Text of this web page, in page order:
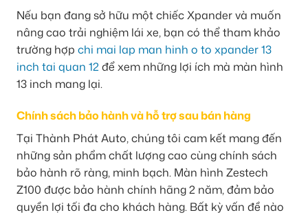
Nếu bạn đang sở hữu một chiếc Xpander và muốn
nâng cao trải nghiệm lái xe, bạn có thể tham khảo
trường hợp chi mai lap man hinh o to xpander 13
inch tai quan 12để xem những lợi ích mà màn hình
13 inch mang lại.
Chính sách bảo hành và hỗ trợ sau bán hàng
Tại Thành Phát Auto, chúng tôi cam kết mang đến
những sản phẩm chất lượng cao cùng chính sách
bảo hành rõ ràng, minh bạch. Màn hình Zestech
Z100 được bảo hành chính hãng 2 năm, đảm bảo
quyền lợi tối đa cho khách hàng. Bất kỳ vấn đề nào